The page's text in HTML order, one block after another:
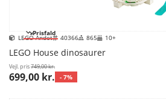
Prisfald
LEGO Andet 40366 865 10+
LEGO House dinosaurer
Vejl. pris749,00 kr.
699,00 kr. - 7%